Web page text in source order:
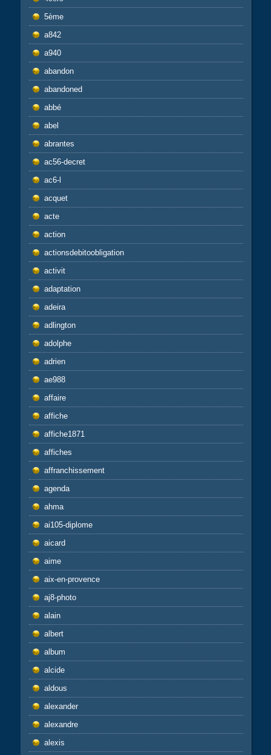
5ème
a842
a940
abandon
abandoned
abbé
abel
abrantes
ac56-decret
ac6-l
acquet
acte
action
actionsdebitoobligation
activit
adaptation
adeira
adlington
adolphe
adrien
ae988
affaire
affiche
affiche1871
affiches
affranchissement
agenda
ahma
ai105-diplome
aicard
aime
aix-en-provence
aj8-photo
alain
albert
album
alcide
aldous
alexander
alexandre
alexis